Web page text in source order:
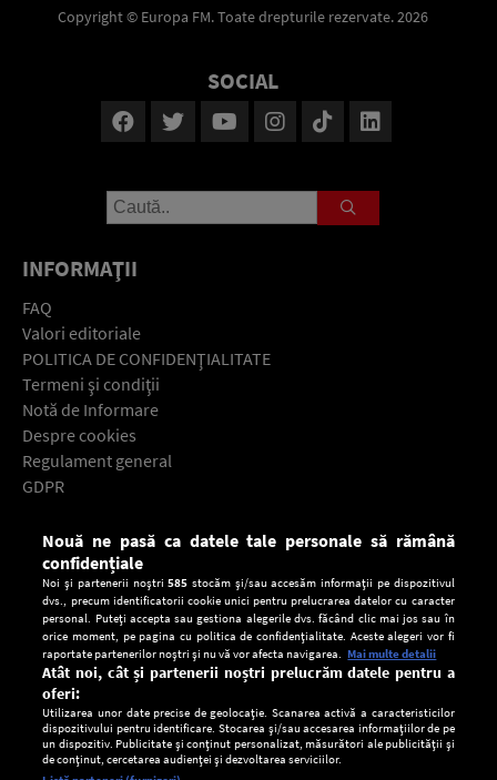
Copyright © Europa FM. Toate drepturile rezervate. 2026
SOCIAL
INFORMAŢII
FAQ
Valori editoriale
POLITICA DE CONFIDENŢIALITATE
Termeni şi condiţii
Notă de Informare
Despre cookies
Regulament general
GDPR
Descarcă gratuit aplicaţia Europa FM pentru smartphone:
Nouă ne pasă ca datele tale personale să rămână
confidențiale
Noi și partenerii noștri585 stocăm și/sau accesăm informații pe dispozitivul
dvs., precum identificatorii cookie unici pentru prelucrarea datelor cu caracter
personal. Puteți accepta sau gestiona alegerile dvs. făcând clic mai jos sau în
orice moment, pe pagina cu politica de confidențialitate. Aceste alegeri vor fi
raportate partenerilor noștri și nu vă vor afecta navigarea. Mai multe detalii
Atât noi, cât și partenerii noștri prelucrăm datele pentru a
oferi:
Utilizarea unor date precise de geolocație. Scanarea activă a caracteristicilor
dispozitivului pentru identificare. Stocarea și/sau accesarea informațiilor de pe
un dispozitiv. Publicitate și conținut personalizat, măsurători ale publicității și
de conținut, cercetarea audienței și dezvoltarea serviciilor.